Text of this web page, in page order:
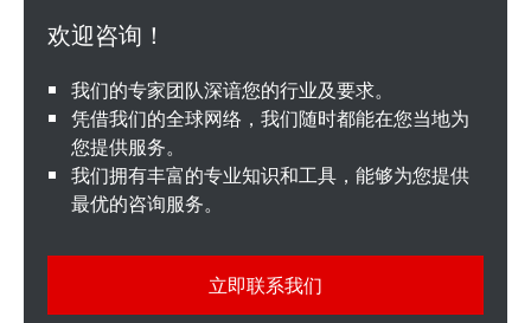
我们的专家团队深谙您的行业及要求。
凭借我们的全球网络，我们随时都能在您当地为
您提供服务。
我们拥有丰富的专业知识和工具，能够为您提供
最优的咨询服务。
立即联系我们